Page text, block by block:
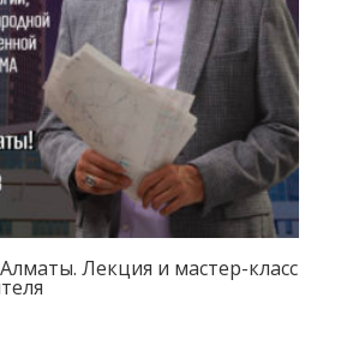
Лекция и мастер-класс